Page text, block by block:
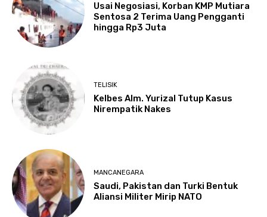
Usai Negosiasi, Korban KMP Mutiara
Sentosa 2 Terima Uang Pengganti
hingga Rp3 Juta
TELISIK
Kelbes Alm. Yurizal Tutup Kasus
Nirempatik Nakes
MANCANEGARA
Saudi, Pakistan dan Turki Bentuk
Aliansi Militer Mirip NATO